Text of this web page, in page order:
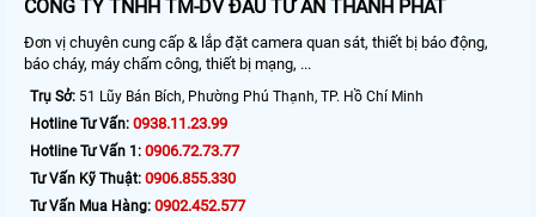
CÔNG TY TNHH TM-DV ĐẦU TƯ AN THÀNH PHÁT
Đơn vị chuyên cung cấp & lắp đặt camera quan sát, thiết bị báo động,
báo cháy, máy chấm công, thiết bị mạng, ...
Trụ Sở: 51 Lũy Bán Bích, Phường Phú Thạnh, TP. Hồ Chí Minh
Hotline Tư Vấn: 0938.11.23.99
Hotline Tư Vấn 1: 0906.72.73.77
Tư Vấn Kỹ Thuật: 0906.855.330
Tư Vấn Mua Hàng: 0902.452.577